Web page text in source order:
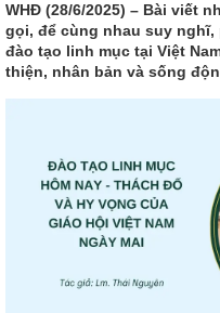
WHĐ (28/6/2025) – Bài viết
gọi, để cùng nhau suy
đào tạo linh mục tại Việt
thiện, nhân bản và sống